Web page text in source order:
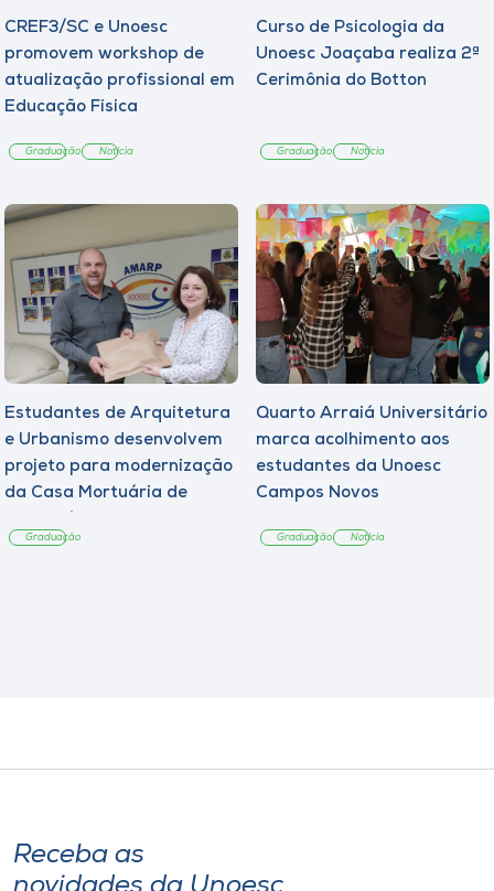
CREF3/SC e Unoesc
promovem workshop de
atualização profissional em
Educação Física
Graduação Notícia
Curso de Psicologia da
Unoesc Joaçaba realiza 2ª
Cerimônia do Botton
Graduação Notícia
Estudantes de Arquitetura
e Urbanismo desenvolvem
projeto para modernização
da Casa Mortuária de
Graduação
Quarto Arraiá Universitário
marca acolhimento aos
estudantes da Unoesc
Campos Novos
Graduação Notícia
Receba as